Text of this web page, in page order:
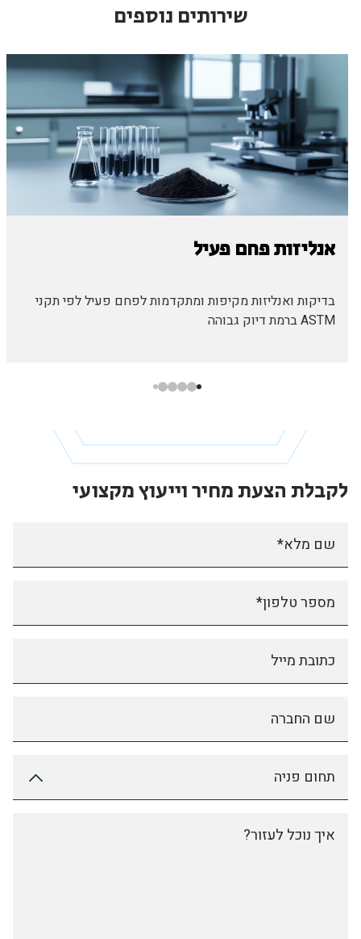
שירותים נוספים
אנליזות פחם פעיל
בדיקות ואנליזות מקיפות ומתקדמות לפחם פעיל לפי תקני
ASTM ברמת דיוק גבוהה
לקבלת הצעת מחירוייעוץ מקצועי
שם מלא*
מספר טלפון*
כתובת מייל
שם החברה
תחום פניה
איך נוכל לעזור?